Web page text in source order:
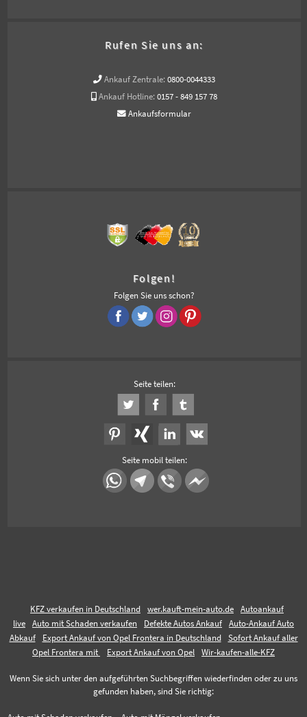
Rufen Sie uns an:
Ankauf Zentrale: 0800-0044333
Ankauf Hotline: 0157 - 849 157 78
Ankaufsformular
Folgen!
Folgen Sie uns schon?
Seite teilen:
Seite mobil teilen:
KFZ verkaufen in Deutschland wer.kauft-mein-auto.de
Autoankauf
live
Auto mit Schaden verkaufen Defekte Autos Ankauf
Auto-Ankauf Auto
Abkauf
Export Ankauf von Opel Frontera in Deutschland
Sofort Ankauf aller
Opel Frontera mit
Export Ankauf von Opel Wir-kaufen-alle-KFZ
Wenn Sie sich unter den aufgeführten Suchbegriffen wiederfinden oder zu uns
gefunden haben, sind Sie richtig: